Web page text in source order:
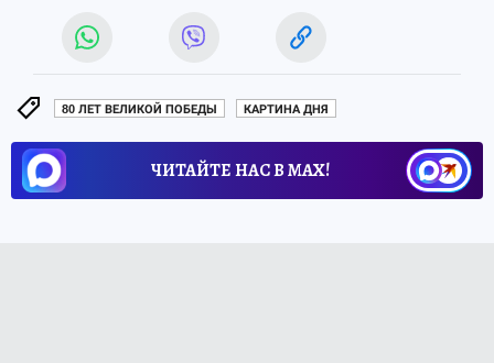
80 ЛЕТ ВЕЛИКОЙ ПОБЕДЫ КАРТИНА ДНЯ
ЧИТАЙТЕ НАС В МАХ!